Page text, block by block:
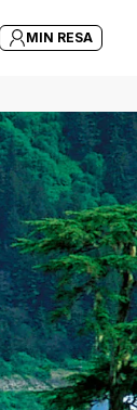
MIN RESA